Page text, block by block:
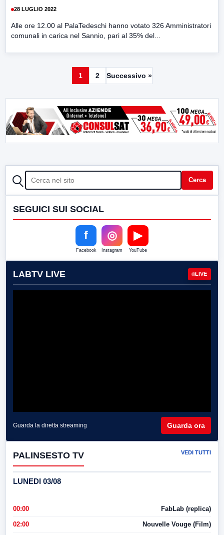
28 LUGLIO 2022
Alle ore 12.00 al PalaTedeschi hanno votato 326 Amministratori
comunali in carica nel Sannio, pari al 35% del...
1 2 Successivo »
CERCA Cerca
SEGUICI SUI SOCIAL
f
Facebook
◎
Instagram
▶
YouTube
LABTV LIVE LIVE
Guarda la diretta streaming Guarda ora
PALINSESTO TV VEDI TUTTI
LUNEDI 03/08
00:00 FabLab (replica)
02:00 Nouvelle Vouge (Film)